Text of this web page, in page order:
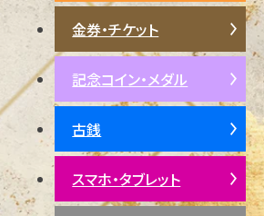
ヒスイ
金券・チケット
記念コイン・メダル
古銭
スマホ・タブレット